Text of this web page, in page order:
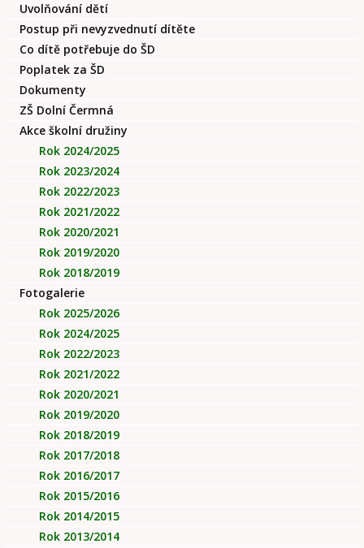
Uvolňování dětí
Postup při nevyzvednutí dítěte
Co dítě potřebuje do ŠD
Poplatek za ŠD
Dokumenty
ZŠ Dolní Čermná
Akce školní družiny
Rok 2024/2025
Rok 2023/2024
Rok 2022/2023
Rok 2021/2022
Rok 2020/2021
Rok 2019/2020
Rok 2018/2019
Fotogalerie
Rok 2025/2026
Rok 2024/2025
Rok 2022/2023
Rok 2021/2022
Rok 2020/2021
Rok 2019/2020
Rok 2018/2019
Rok 2017/2018
Rok 2016/2017
Rok 2015/2016
Rok 2014/2015
Rok 2013/2014